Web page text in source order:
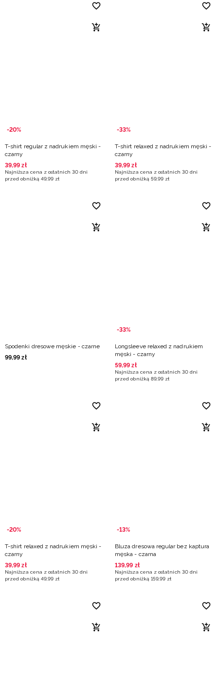
-20%
T-shirt regular z nadrukiem męski -
czarny
39,99 zł
Najniższa cena z ostatnich 30 dni
przed obniżką 49,99 zł
-33%
T-shirt relaxed z nadrukiem męski -
czarny
39,99 zł
Najniższa cena z ostatnich 30 dni
przed obniżką 59,99 zł
Spodenki dresowe męskie - czarne
99,99 zł
-33%
Longsleeve relaxed z nadrukiem
męski - czarny
59,99 zł
Najniższa cena z ostatnich 30 dni
przed obniżką 89,99 zł
-20%
T-shirt relaxed z nadrukiem męski -
czarny
39,99 zł
Najniższa cena z ostatnich 30 dni
przed obniżką 49,99 zł
-13%
Bluza dresowa regular bez kaptura
męska - czarna
139,99 zł
Najniższa cena z ostatnich 30 dni
przed obniżką 159,99 zł